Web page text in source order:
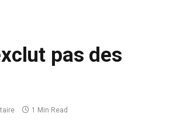
pas des
1 Min Read